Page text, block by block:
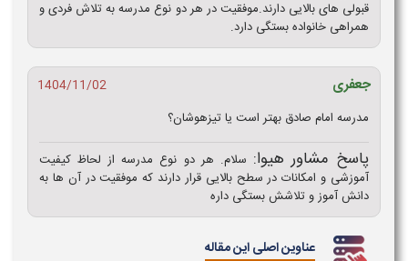
قبولی های بالایی دارند.موفقیت در هر دو نوع مدرسه به تلاش فردی و
همراهی خانواده بستگی دارد.
جعفری
1404/11/02
مدرسه امام صادق بهتر است یا تیزهوشان؟
پاسخ مشاور هیوا: سلام. هر دو نوع مدرسه از لحاظ کیفیت
آموزشی و امکانات در سطح بالایی قرار دارند که موفقیت در آن ها به
دانش آموز و تلاشش بستگی داره
عناوین اصلی این مقاله